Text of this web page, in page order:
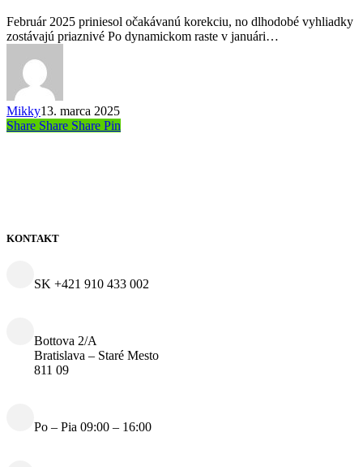
2025)
Február 2025 priniesol očakávanú korekciu, no dlhodobé vyhliadky
zostávajú priaznivé Po dynamickom raste v januári…
Mikky13. marca 2025
Share
Share Share Share Pin
KONTAKT
SK +421 910 433 002
Bottova 2/A
Bratislava – Staré Mesto
811 09
Po – Pia 09:00 – 16:00